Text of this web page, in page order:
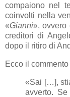
compaiono nel
coinvolti nella
«Gianni», ovvero
creditori di
dopo il ritiro di
Ecco il
«Sai […],
avverto.